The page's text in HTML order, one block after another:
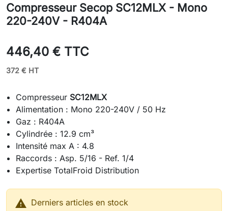
Compresseur Secop SC12MLX - Mono
220-240V - R404A
446,40 € TTC
372 € HT
Compresseur SC12MLX
Alimentation : Mono 220-240V / 50 Hz
Gaz : R404A
Cylindrée : 12.9 cm³
Intensité max A : 4.8
Raccords : Asp. 5/16 - Ref. 1/4
Expertise TotalFroid Distribution
 Derniers articles en stock